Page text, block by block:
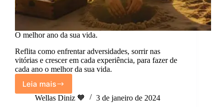
O melhor ano da sua vida.
Reflita como enfrentar adversidades, sorrir nas
vitórias e crescer em cada experiência, para fazer de
cada ano o melhor da sua vida.
Leia mais
O
melhor
Wellas Diniz 🧡 3 de janeiro de 2024